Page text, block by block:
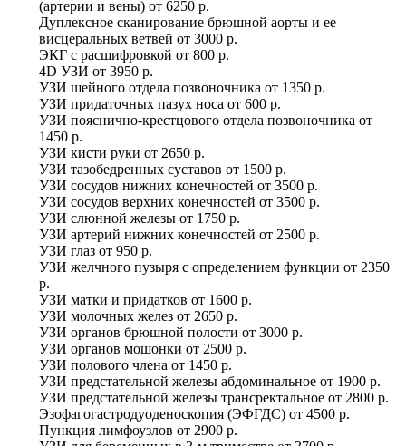
(артерии и вены) от 6250 р.
Дуплексное сканирование брюшной аорты и ее
висцеральных ветвей от 3000 р.
ЭКГ с расшифровкой от 800 р.
4D УЗИ от 3950 р.
УЗИ шейного отдела позвоночника от 1350 р.
УЗИ придаточных пазух носа от 600 р.
УЗИ пояснично-крестцового отдела позвоночника от
1450 р.
УЗИ кисти руки от 2650 р.
УЗИ тазобедренных суставов от 1500 р.
УЗИ сосудов нижних конечностей от 3500 р.
УЗИ сосудов верхних конечностей от 3500 р.
УЗИ слюнной железы от 1750 р.
УЗИ артерий нижних конечностей от 2500 р.
УЗИ глаз от 950 р.
УЗИ желчного пузыря с определением функции от 2350
р.
УЗИ матки и придатков от 1600 р.
УЗИ молочных желез от 2650 р.
УЗИ органов брюшной полости от 3000 р.
УЗИ органов мошонки от 2500 р.
УЗИ полового члена от 1450 р.
УЗИ предстательной железы абдоминальное от 1900 р.
УЗИ предстательной железы трансректальное от 2800 р.
Эзофагогастродуоденоскопия (ЭФГДС) от 4500 р.
Пункция лимфоузлов от 2900 р.